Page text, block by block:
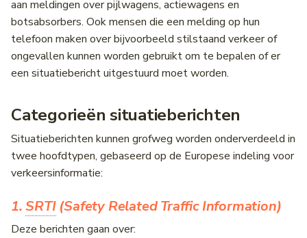
aan meldingen over pijlwagens, actiewagens en
botsabsorbers. Ook mensen die een melding op hun
telefoon maken over bijvoorbeeld stilstaand verkeer of
ongevallen kunnen worden gebruikt om te bepalen of er
een situatiebericht uitgestuurd moet worden.
Categorieën situatieberichten
Situatieberichten kunnen grofweg worden onderverdeeld in
twee hoofdtypen, gebaseerd op de Europese indeling voor
verkeersinformatie:
1.SRTI(Safety Related Traffic Information)
Deze berichten gaan over: